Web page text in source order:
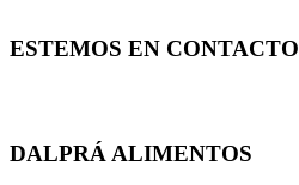
ESTEMOS EN CONTACTO
DALPRÁ ALIMENTOS